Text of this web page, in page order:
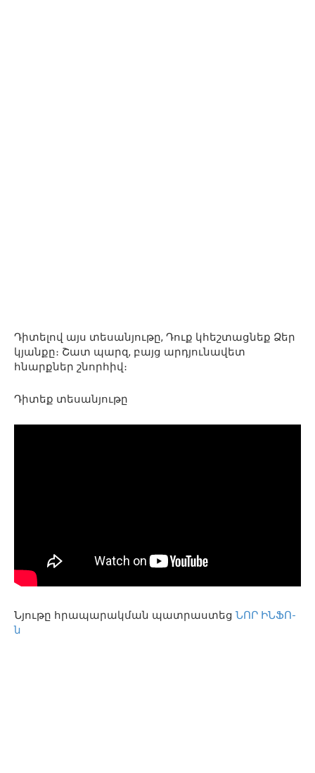
Դիտելով այս տեսանյութը, Դուք կհեշտացնեք Ձեր
կյանքը։ Շատ պարզ, բայց արդյունավետ
հնարքներ շնորհիվ։
Դիտեք տեսանյութը
Նյութը հրապարակման պատրաստեց ՆՈՐ ԻՆՖՈ-
ն